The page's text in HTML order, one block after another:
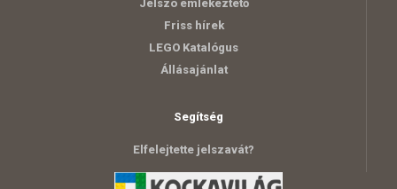
Jelszó emlékeztető
Friss hírek
LEGO Katalógus
Állásajánlat
Segítség
Elfelejtette jelszavát?